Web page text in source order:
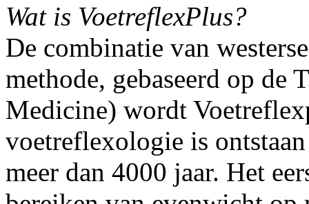
Wat is VoetreflexPlus?
De combinatie van
methode, gebaseerd op
Medicine) wordt
voetreflexologie is
meer dan 4000 jaar. Het